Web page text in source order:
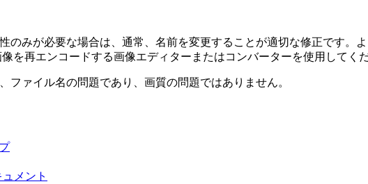
のみが必要な場合は、通常、名前を変更することが適切な修正です。
を再エンコードする画像エディターまたはコンバーターを使用してくだ
ファイル名の問題であり、画質の問題ではありません。
メント